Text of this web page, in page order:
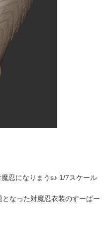
忍になりまうs♪ 1/7スケール
となった対魔忍衣装のすーぱー